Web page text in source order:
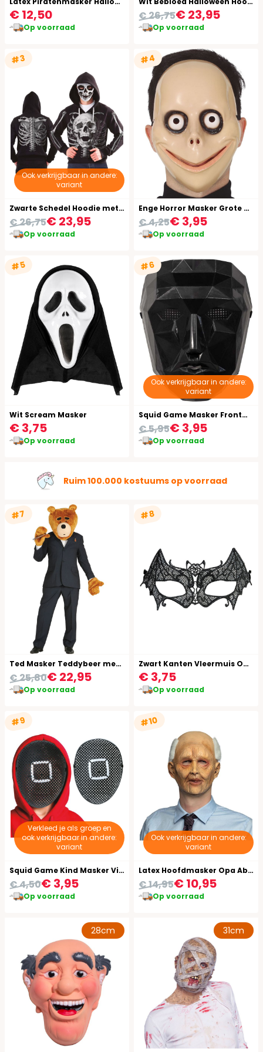
€ 12,50
Op voorraad
€ 23,95
€ 26,75
Op voorraad
#3
Ook verkrijgbaar in andere:
variant
Zwarte Schedel Hoodie met Masker Halloween
€ 23,95
€ 26,75
Op voorraad
#4
Enge Horror Masker Grote Ogen
€ 3,95
€ 4,25
Op voorraad
#5
Wit Scream Masker
€ 3,75
Op voorraad
#6
Ook verkrijgbaar in andere:
variant
Squid Game Masker Frontman
€ 3,95
€ 5,95
Op voorraad
Ruim 100.000 kostuums op voorraad
#7
Ted Masker Teddybeer met Wanten
€ 22,95
€ 25,80
Op voorraad
#8
Zwart Kanten Vleermuis Oogmasker
€ 3,75
Op voorraad
#9
Verkleed je als groep en
ook verkrijgbaar in andere:
variant
Squid Game Kind Masker Vierkant
€ 3,95
€ 4,50
Op voorraad
#10
Ook verkrijgbaar in andere:
variant
Latex Hoofdmasker Opa Abraham
€ 10,95
€ 14,95
Op voorraad
28cm 31cm